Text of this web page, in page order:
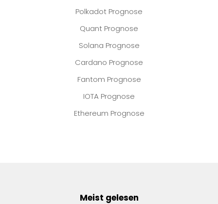
Polkadot Prognose
Quant Prognose
Solana Prognose
Cardano Prognose
Fantom Prognose
IOTA Prognose
Ethereum Prognose
Meist gelesen